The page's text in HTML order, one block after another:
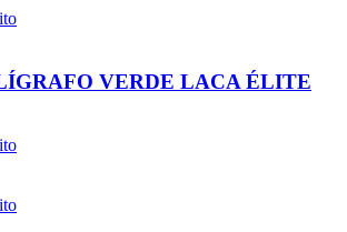
VERDE LACA ÉLITE